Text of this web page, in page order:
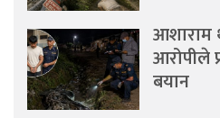
आशाराम
आरोपीले
बयान